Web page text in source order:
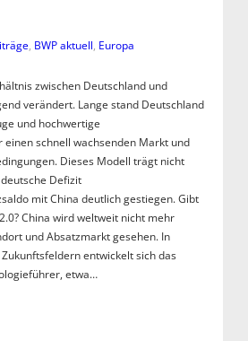
, BWP aktuell, Europa
zwischen Deutschland und
verändert. Lange stand Deutschland
und hochwertige
einen schnell wachsenden Markt und
Dieses Modell trägt nicht
Defizit
mit China deutlich gestiegen. Gibt
China wird weltweit nicht mehr
und Absatzmarkt gesehen. In
entwickelt sich das
etwa…